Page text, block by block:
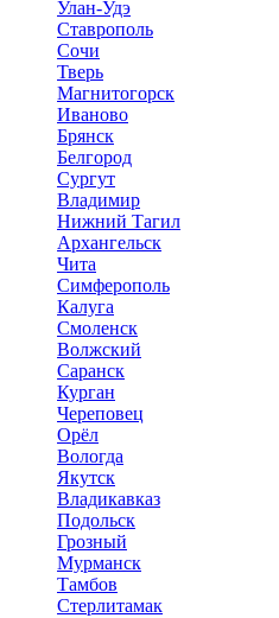
Улан-Удэ
Ставрополь
Сочи
Тверь
Магнитогорск
Иваново
Брянск
Белгород
Сургут
Владимир
Нижний Тагил
Архангельск
Чита
Симферополь
Калуга
Смоленск
Волжский
Саранск
Курган
Череповец
Орёл
Вологда
Якутск
Владикавказ
Подольск
Грозный
Мурманск
Тамбов
Стерлитамак